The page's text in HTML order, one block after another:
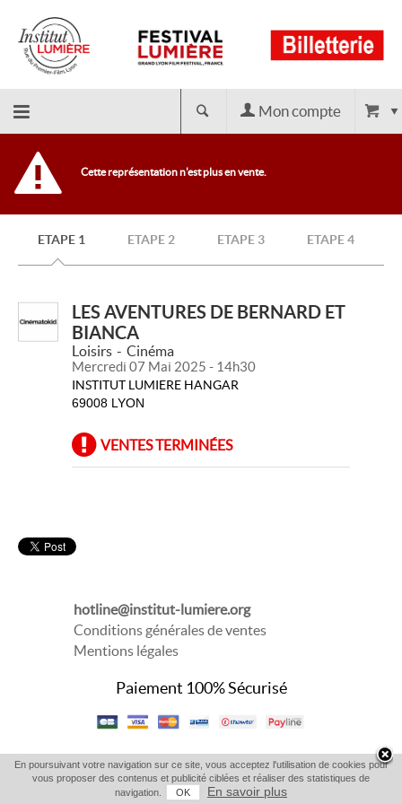
Retour
l'accueil
Mon compte
Cette représentation n'est plus en vente.
ETAPE 1 ETAPE 2 ETAPE 3 ETAPE 4
LES AVENTURES DE BERNARD ET
BIANCA
Loisirs Cinéma
Mercredi 07 Mai 2025 - 14h30
INSTITUT LUMIERE HANGAR
69008 LYON
VENTES TERMINÉES
hotline@institut-lumiere.org
Conditions générales de ventes
Mentions légales
Paiement 100% Sécurisé
En poursuivant votre navigation sur ce site, vous acceptez l'utilisation de cookies pour
vous proposer des contenus et publicité ciblées et réaliser des statistiques de
navigation.
OK En savoir plus